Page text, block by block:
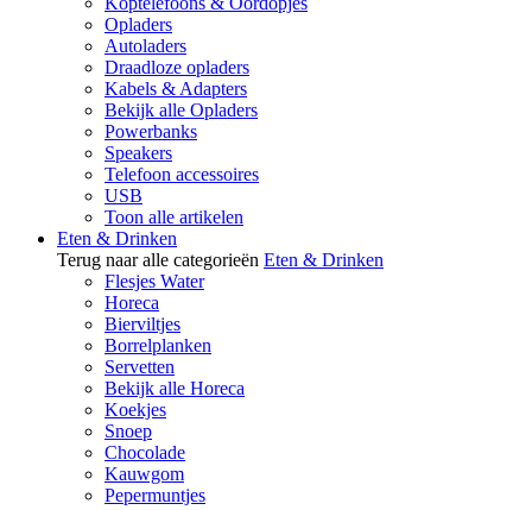
Opladers
Autoladers
Draadloze opladers
Kabels & Adapters
Bekijk alle Opladers
Powerbanks
Speakers
Telefoon accessoires
USB
Toon alle artikelen
Eten & Drinken
Terug naar alle categorieën Eten & Drinken
Flesjes Water
Horeca
Bierviltjes
Borrelplanken
Servetten
Bekijk alle Horeca
Koekjes
Snoep
Chocolade
Kauwgom
Pepermuntjes